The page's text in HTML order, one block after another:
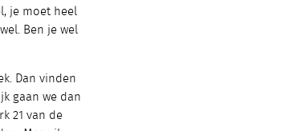
je moet heel
Ben je wel
Dan vinden
gaan we dan
21 van de